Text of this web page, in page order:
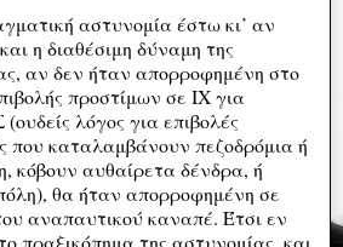
αστυνομία έστω κι’ αν
η διαθέσιμη δύναμη της
αν δεν ήταν απορροφημένη στο
προστίμων σε ΙΧ για
λόγος για επιβολές
που καταλαμβάνουν πεζοδρόμια ή
κόβουν αυθαίρετα δένδρα, ή
θα ήταν απορροφημένη σε
αναπαυτικού καναπέ. Έτσι εν
πραξικόπημα της αστυνομίας, και